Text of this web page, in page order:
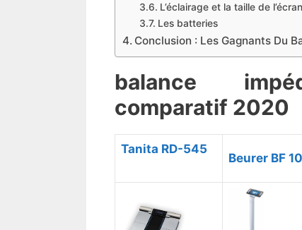
L’éclairage et la taille de l’écran
Les batteries
​Conclusion : Les Gagnants Du
​balance
comparatif 2020
​Tanita RD-545
​Beurer BF